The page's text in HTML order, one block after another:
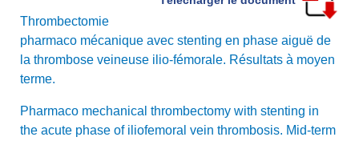
Thrombectomie
pharmaco mécanique avec stenting en phase aiguë de
la thrombose veineuse ilio-fémorale. Résultats à moyen
terme.
Pharmaco mechanical thrombectomy with stenting in
the acute phase of iliofemoral vein thrombosis. Mid-term